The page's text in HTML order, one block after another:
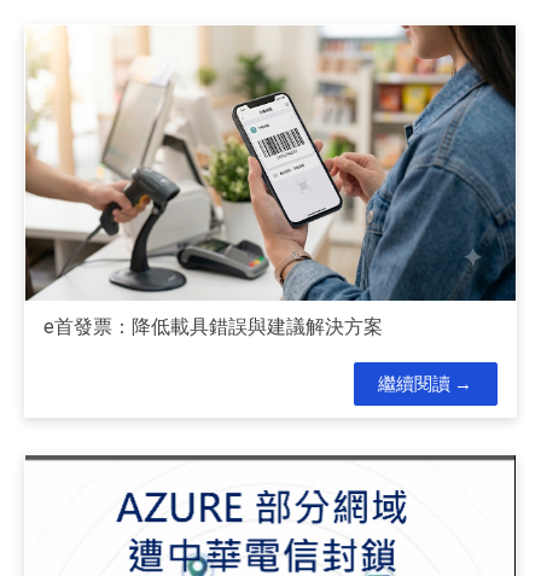
e首發票：降低載具錯誤與建議解決方案
繼續閱讀